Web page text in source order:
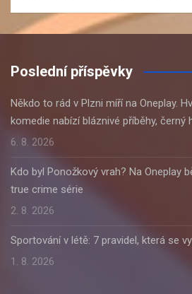
Poslední příspěvky
Někdo to rád v Plzni míří na Oneplay.
komedie nabízí bláznivé příběhy, černý
6. 8. 2026
Kdo byl Ponožkový vrah? Na Oneplay
true crime série
2. 8. 2026
Sportování v létě: 7 pravidel, která se
1. 8. 2026